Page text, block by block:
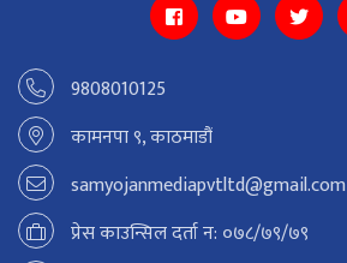
9808010125
कामनपा ९, काठमाडौं
samyojanmediapvtltd@gmail.com
प्रेस काउन्सिल दर्ता न: ०७८/७९/७९